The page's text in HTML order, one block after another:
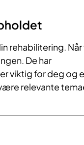
rehabilitering.
De har
viktig for deg og
relevante